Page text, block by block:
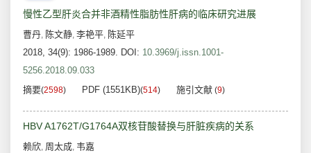
慢性乙型肝炎合并非酒精性脂肪性肝病的临床研究进展
曹丹, 陈文静, 李艳平, 陈延平
2018, 34(9): 1986-1989. DOI: 10.3969/j.issn.1001-
5256.2018.09.033
摘要(2598) PDF (1551KB)(514) 施引文献 (9)
HBV A1762T/G1764A双核苷酸替换与肝脏疾病的关系
赖欣, 周太成, 韦嘉